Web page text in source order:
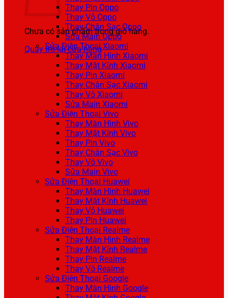
Chưa có sản phẩm trong giỏ hàng.
Quay trở lại cửa hàng
Thay Pin Oppo
Thay Vỏ Oppo
Thay Chân Sạc Oppo
Sửa Main Oppo
Sửa Điện Thoại Xiaomi
Thay Màn Hình Xiaomi
Thay Mặt Kính Xiaomi
Thay Pin Xiaomi
Thay Chân Sạc Xiaomi
Thay Vỏ Xiaomi
Sửa Main Xiaomi
Sửa Điện Thoại Vivo
Thay Màn Hình Vivo
Thay Mặt Kính Vivo
Thay Pin Vivo
Thay Chân Sạc Vivo
Thay Vỏ Vivo
Sửa Main Vivo
Sửa Điện Thoại Huawei
Thay Màn Hình Huawei
Thay Mặt Kính Huawei
Thay Vỏ Huawei
Thay Pin Huawei
Sửa Điện Thoại Realme
Thay Màn Hình Realme
Thay Mặt Kính Realme
Thay Pin Realme
Thay Vỏ Realme
Sửa Điện Thoại Google
Thay Màn Hình Google